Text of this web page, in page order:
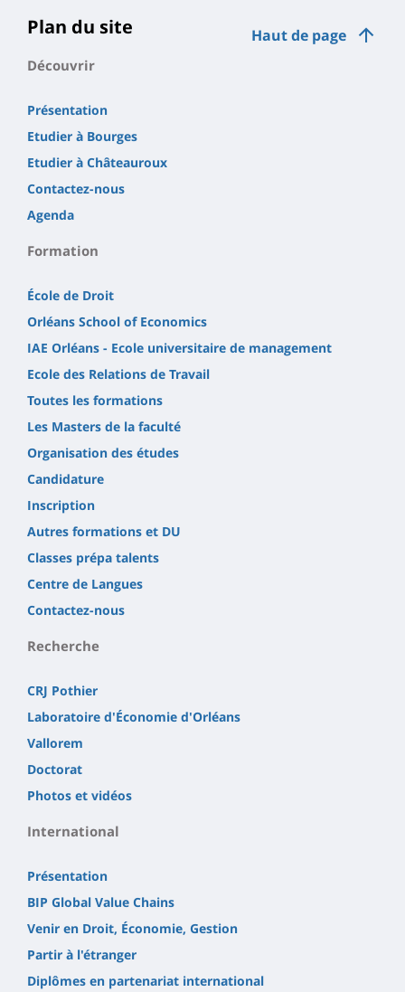
page
principale
Haut de page
Plan du site
Découvrir
Présentation
Etudier à Bourges
Etudier à Châteauroux
Contactez-nous
Agenda
Formation
École de Droit
Orléans School of Economics
IAE Orléans - Ecole universitaire de management
Ecole des Relations de Travail
Toutes les formations
Les Masters de la faculté
Organisation des études
Candidature
Inscription
Autres formations et DU
Classes prépa talents
Centre de Langues
Contactez-nous
Recherche
CRJ Pothier
Laboratoire d'Économie d'Orléans
Vallorem
Doctorat
Photos et vidéos
International
Présentation
BIP Global Value Chains
Venir en Droit, Économie, Gestion
Partir à l'étranger
Diplômes en partenariat international